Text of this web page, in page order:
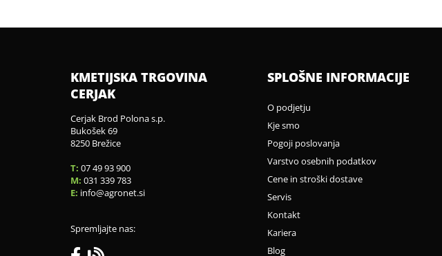
KMETIJSKA TRGOVINA
CERJAK
Cerjak Brod Polona s.p.
Bukošek 69
8250 Brežice
T: 07 49 93 900
M: 031 339 783
E: info agronet.si
Spremljajte nas:
SPLOŠNE INFORMACIJE
O podjetju
Kje smo
Pogoji poslovanja
Varstvo osebnih podatkov
Cene in stroški dostave
Servis
Kontakt
Kariera
Blog